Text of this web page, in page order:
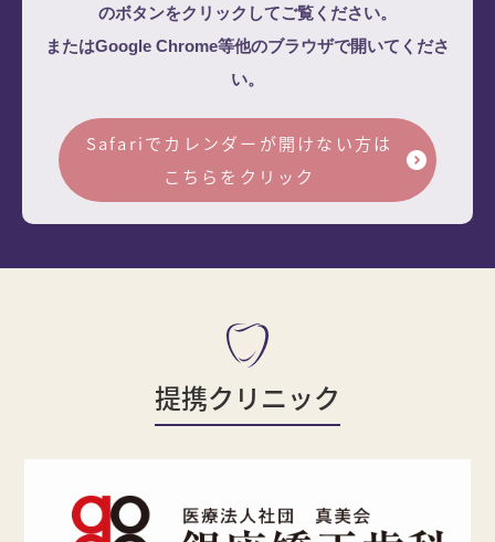
のボタンをクリックしてご覧ください。
またはGoogle Chrome等他のブラウザで開いてくださ
い。
Safariでカレンダーが開けない方は
こちらをクリック
提携クリニック